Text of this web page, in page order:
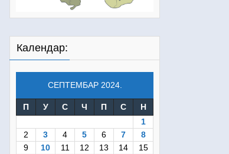
Календар:
СЕПТЕМБАР 2024.
П У С Ч П С
Н
1
2
3 4 5 6 7
8
9
10 11 12 13 14
15